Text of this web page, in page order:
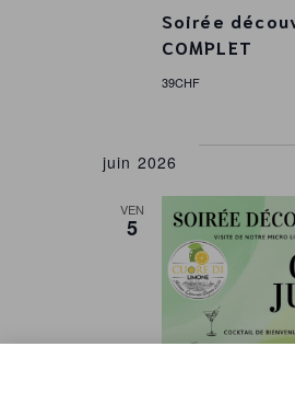
Soirée
COMPLET
39CHF
juin 2026
VEN
5